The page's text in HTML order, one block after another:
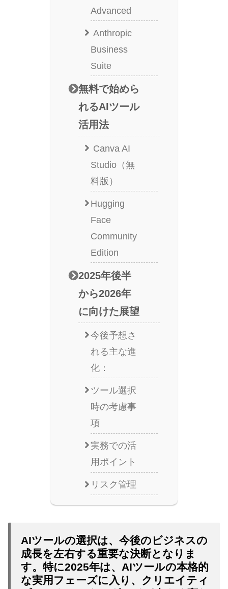
Advanced
Anthropic
Business
Suite
無料で始めら
れるAIツール
活用法
Canva AI
Studio（無
料版）
Hugging
Face
Community
Edition
2025年後半
から2026年
に向けた展望
今後予想さ
れる主な進
化：
ツール選択
時の考慮事
項
実務での活
用ポイント
リスク管理
AIツールの選択は、今後のビジネスの
成長を左右する重要な決断となりま
す。特に2025年は、AIツールの本格的
な実用フェーズに入り、クリエイティ